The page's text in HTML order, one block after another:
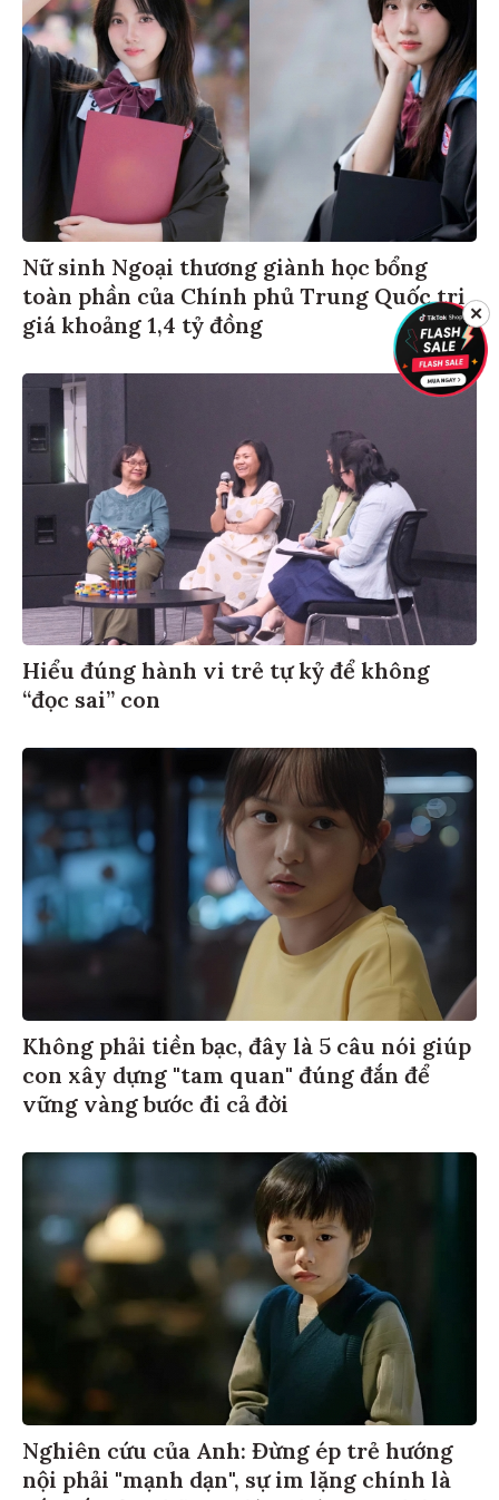
Nữ sinh Ngoại thương giành học bổng
toàn phần của Chính phủ Trung Quốc trị
giá khoảng 1,4 tỷ đồng
Hiểu đúng hành vi trẻ tự kỷ để không
“đọc sai” con
Không phải tiền bạc, đây là 5 câu nói giúp
con xây dựng "tam quan" đúng đắn để
vững vàng bước đi cả đời
Nghiên cứu của Anh: Đừng ép trẻ hướng
nội phải "mạnh dạn", sự im lặng chính là
✕